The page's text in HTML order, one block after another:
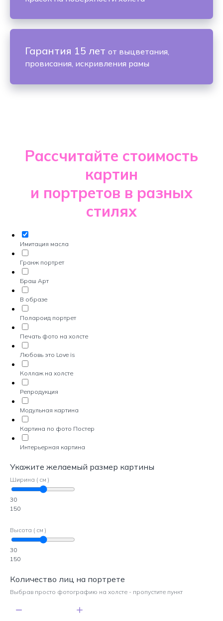
Гарантия 15 лет от выцветания,
провисания, искривления рамы
Рассчитайте стоимость
картин
и портретов в разных
стилях
Имитация масла
Гранж портрет
Браш Арт
В образе
Полароид портрет
Печать фото на холсте
Любовь это Love is
Коллаж на холсте
Репродукция
Модульная картина
Картина по фото Постер
Интерьерная картина
Укажите желаемый размер картины
Ширина ( см )
30
150
Высота ( см )
30
150
Количество лиц на портрете
Выбрав просто фотографию на холсте - пропустите пункт